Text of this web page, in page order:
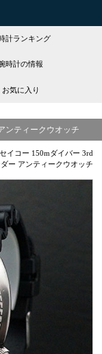
計ランキング
腕時計の情報
お気に入り
ンティークウオッチ
セイコー 150mダイバー 3rd
ー アンティークウオッチ